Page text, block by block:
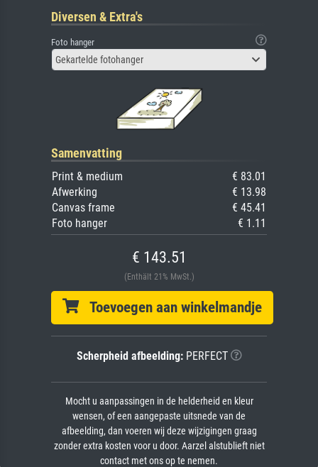
Diversen & Extra's
Foto hanger
Gekartelde fotohanger
Samenvatting
Print & medium
€ 83.01
Afwerking
€ 13.98
Canvas frame
€ 45.41
Foto hanger
€ 1.11
€ 143.51
(Enthält 21% MwSt.)
Toevoegen aan winkelmandje
Scherpheid afbeelding:PERFECT
Mocht u aanpassingen in de helderheid en kleur
wensen, of een aangepaste uitsnede van de
afbeelding, dan voeren wij deze wijzigingen graag
zonder extra kosten voor u door. Aarzel alstublieft niet
contact met ons op te nemen.